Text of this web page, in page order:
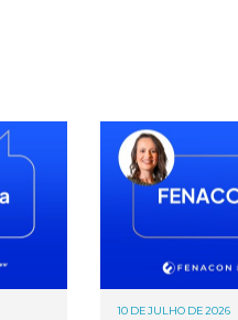
10 DE JULHO DE 2026